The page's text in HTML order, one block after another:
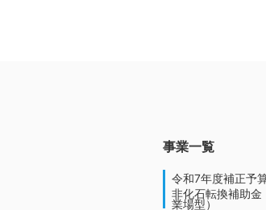
事業一覧
令和7年度補正予
非化石転換補助金
業場型）